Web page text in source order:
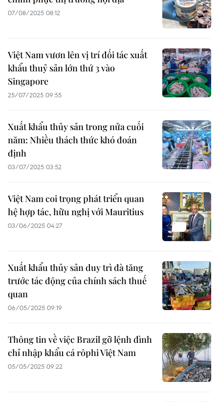
07/08/2025 08:12
Việt Nam vươn lên vị trí đối tác xuất
khẩu thuỷ sản lớn thứ 3 vào
Singapore
25/07/2025 09:55
Xuất khẩu thủy sản trong nửa cuối
năm: Nhiều thách thức khó đoán
định
03/07/2025 03:52
Việt Nam coi trọng phát triển quan
hệ hợp tác, hữu nghị với Mauritius
03/06/2025 04:27
Xuất khẩu thủy sản duy trì đà tăng
trước tác động của chính sách thuế
quan
06/05/2025 09:19
Thông tin về việc Brazil gỡ lệnh đình
chỉ nhập khẩu cá rôphi Việt Nam
05/05/2025 09:22